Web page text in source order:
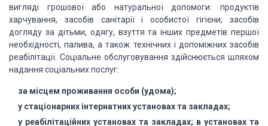
вигляді грошової або натуральної допомоги: продуктів
харчування, засобів санітарії і особистої гігієни, засобів
догляду за дітьми, одягу, взуття та інших предметів першої
необхідності, палива, а також технічних і допоміжнихзасобів
реабілітації. Соціальне обслуговування здійснюється шляхом
надання соціальних послуг:
за місцем проживання особи (удома);
у стаціонарних інтернатних установах та закладах;
у реабілітаційних установах та закладах; в установах та